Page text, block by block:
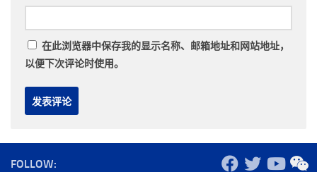
在此浏览器中保存我的显示名称、邮箱地址和网站地址，
以便下次评论时使用。
FOLLOW: